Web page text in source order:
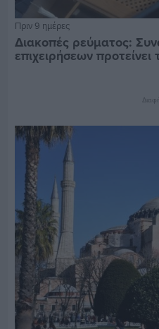
Πριν 9 ημέρες
Διακοπές ρεύματος:
επιχειρήσεων προτείνει